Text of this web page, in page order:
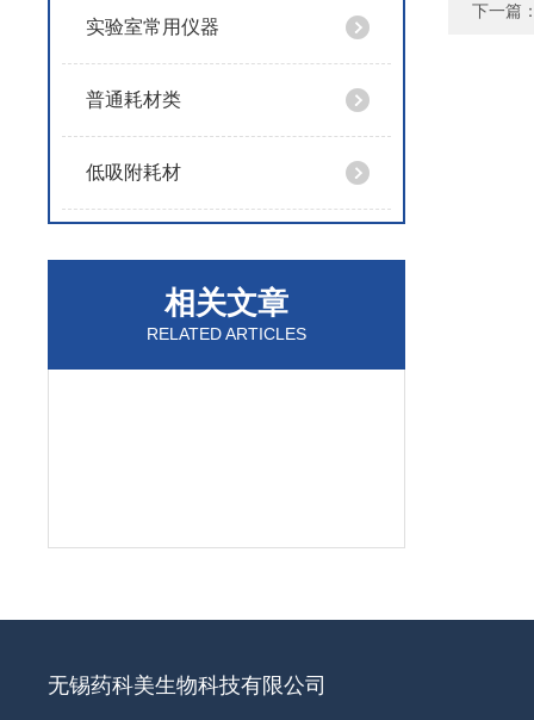
实验室常用仪器
普通耗材类
低吸附耗材
相关文章
RELATED ARTICLES
下一篇
无锡药科美生物科技有限公司